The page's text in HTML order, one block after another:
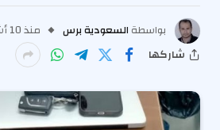
بواسطة السعودية برس منذ 10 أشهر
شاركها